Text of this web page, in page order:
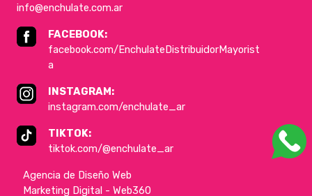
info@enchulate.com.ar
FACEBOOK:
facebook.com/EnchulateDistribuidorMayorist
a
INSTAGRAM:
instagram.com/enchulate_ar
TIKTOK:
tiktok.com/@enchulate_ar
Agencia de Diseño Web
Marketing Digital - Web360